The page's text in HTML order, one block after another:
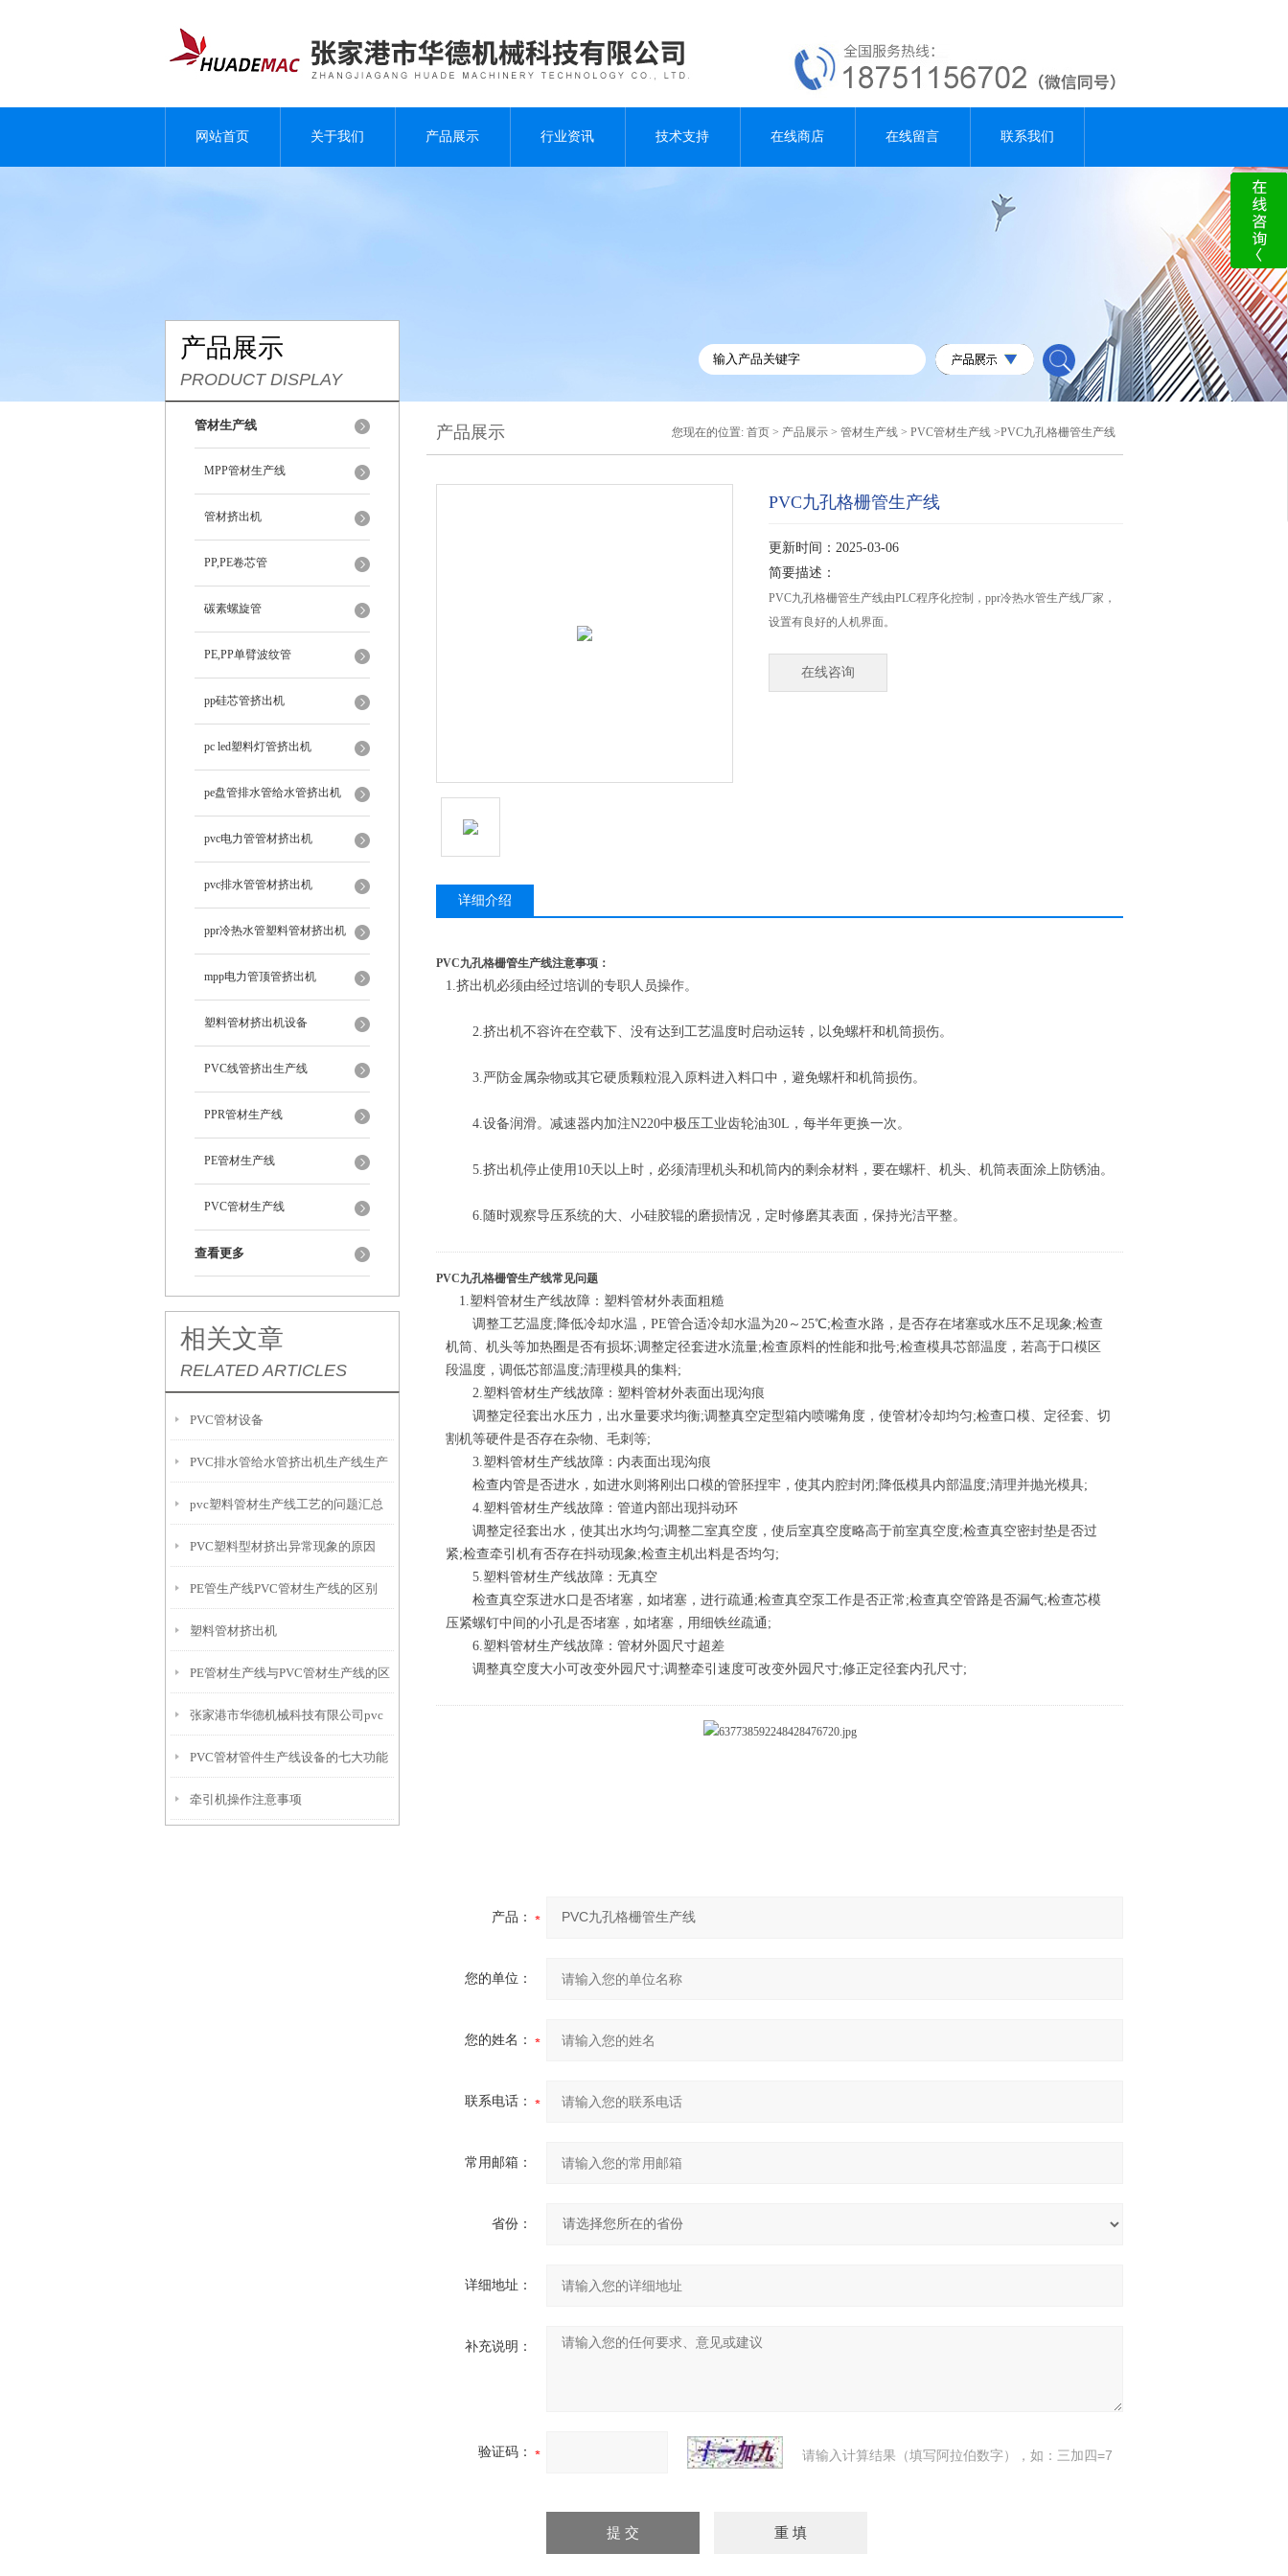
网站首页 关于我们 产品展示 行业资讯 技术支持 在线商店 在线留言 联系我们
产品展示
PRODUCT DISPLAY
管材生产线
MPP管材生产线
管材挤出机
PP,PE卷芯管
碳素螺旋管
PE,PP单臂波纹管
pp硅芯管挤出机
pc led塑料灯管挤出机
pe盘管排水管给水管挤出机
pvc电力管管材挤出机
pvc排水管管材挤出机
ppr冷热水管塑料管材挤出机
mpp电力管顶管挤出机
塑料管材挤出机设备
PVC线管挤出生产线
PPR管材生产线
PE管材生产线
PVC管材生产线
查看更多
相关文章
RELATED ARTICLES
PVC管材设备
PVC排水管给水管挤出机生产线生产
流程
pvc塑料管材生产线工艺的问题汇总
PVC塑料型材挤出异常现象的原因
PE管生产线PVC管材生产线的区别
塑料管材挤出机
PE管材生产线与PVC管材生产线的区
别
张家港市华德机械科技有限公司pvc
管材生产线
PVC管材管件生产线设备的七大功能
牵引机操作注意事项
产品展示 您现在的位置: 首页 > 产品展示 > 管材生产线 > PVC管材生产线 >PVC九孔格栅管生产线
PVC九孔格栅管生产线
更新时间：2025-03-06
简要描述：
PVC九孔格栅管生产线由PLC程序化控制，ppr冷热水管生产线厂家，
设置有良好的人机界面。
在线咨询
详细介绍
PVC九孔格栅管生产线注意事项：
1.挤出机必须由经过培训的专职人员操作。
2.挤出机不容许在空载下、没有达到工艺温度时启动运转，以免螺杆和机筒损伤。
3.严防金属杂物或其它硬质颗粒混入原料进入料口中，避免螺杆和机筒损伤。
4.设备润滑。减速器内加注N220中极压工业齿轮油30L，每半年更换一次。
5.挤出机停止使用10天以上时，必须清理机头和机筒内的剩余材料，要在螺杆、机头、机筒表面涂上防锈油。
6.随时观察导压系统的大、小硅胶辊的磨损情况，定时修磨其表面，保持光洁平整。
PVC九孔格栅管生产线常见问题
1.塑料管材生产线故障：塑料管材外表面粗糙
调整工艺温度;降低冷却水温，PE管合适冷却水温为20～25℃;检查水路，是否存在堵塞或水压不足现象;检查
机筒、机头等加热圈是否有损坏;调整定径套进水流量;检查原料的性能和批号;检查模具芯部温度，若高于口模区
段温度，调低芯部温度;清理模具的集料;
2.塑料管材生产线故障：塑料管材外表面出现沟痕
调整定径套出水压力，出水量要求均衡;调整真空定型箱内喷嘴角度，使管材冷却均匀;检查口模、定径套、切
割机等硬件是否存在杂物、毛刺等;
3.塑料管材生产线故障：内表面出现沟痕
检查内管是否进水，如进水则将刚出口模的管胚捏牢，使其内腔封闭;降低模具内部温度;清理并抛光模具;
4.塑料管材生产线故障：管道内部出现抖动环
调整定径套出水，使其出水均匀;调整二室真空度，使后室真空度略高于前室真空度;检查真空密封垫是否过
紧;检查牵引机有否存在抖动现象;检查主机出料是否均匀;
5.塑料管材生产线故障：无真空
检查真空泵进水口是否堵塞，如堵塞，进行疏通;检查真空泵工作是否正常;检查真空管路是否漏气;检查芯模
压紧螺钉中间的小孔是否堵塞，如堵塞，用细铁丝疏通;
6.塑料管材生产线故障：管材外圆尺寸超差
调整真空度大小可改变外园尺寸;调整牵引速度可改变外园尺寸;修正定径套内孔尺寸;
产品：
您的单位：
您的姓名：
联系电话：
常用邮箱：
省份：
详细地址：
补充说明：
验证码： 请输入计算结果（填写阿拉伯数字），如：三加四=7